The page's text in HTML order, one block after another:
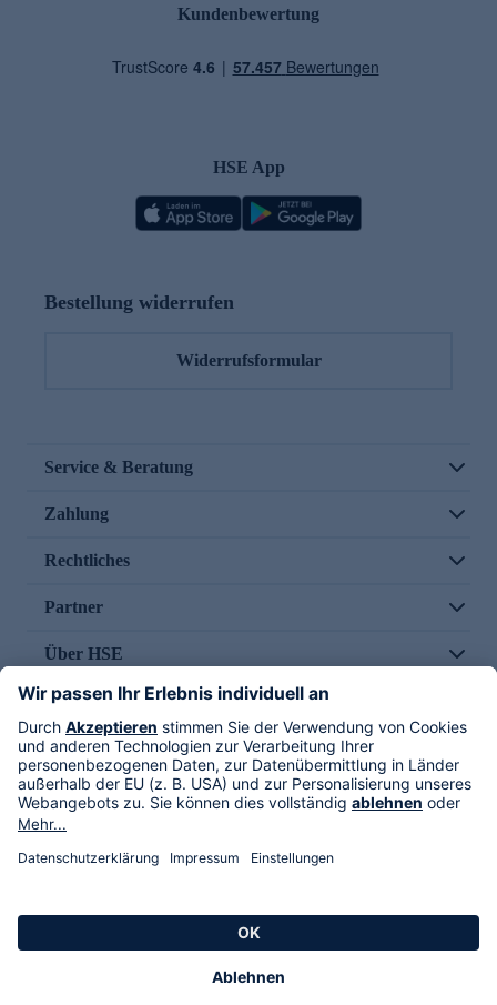
Kundenbewertung
HSE App
Bestellung widerrufen
Widerrufsformular
Service & Beratung
Zahlung
Rechtliches
Partner
Über HSE
Im TV
HSE International